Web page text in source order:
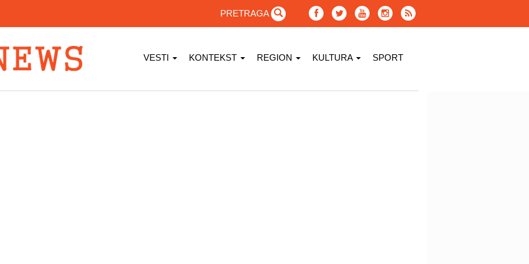
PRETRAGA
VESTI KONTEKST REGION KULTURA SPORT